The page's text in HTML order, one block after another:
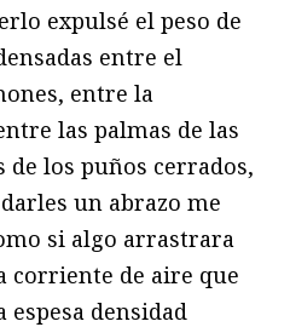
expulsé el peso de
entre el
entre la
las palmas de las
los puños cerrados,
un abrazo me
si algo arrastrara
corriente de aire que
densidad